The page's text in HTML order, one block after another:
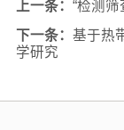
上一条： “检测
下一条： 基于热
学研究